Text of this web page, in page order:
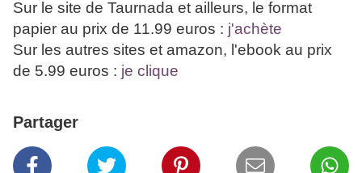
Sur le site de Taurnada et ailleurs, le format
papier au prix de 11.99 euros : j'achète
Sur les autres sites et amazon, l'ebook au prix
de 5.99 euros : je clique
Partager